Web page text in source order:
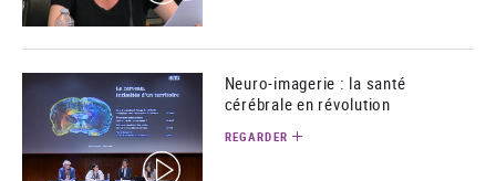
(video)
Neuro-imagerie : la santé
cérébrale en révolution
REGARDER